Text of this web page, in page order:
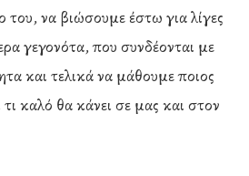
του, να βιώσουμε έστω για λίγες
γεγονότα, που συνδέονται με
και τελικά να μάθουμε ποιος
τι καλό θα κάνει σε μας και στον